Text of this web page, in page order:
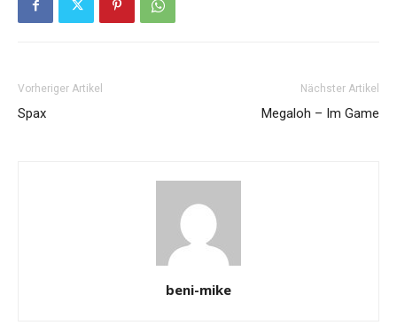
Vorheriger Artikel
Spax
Nächster Artikel
Megaloh – Im Game
beni-mike